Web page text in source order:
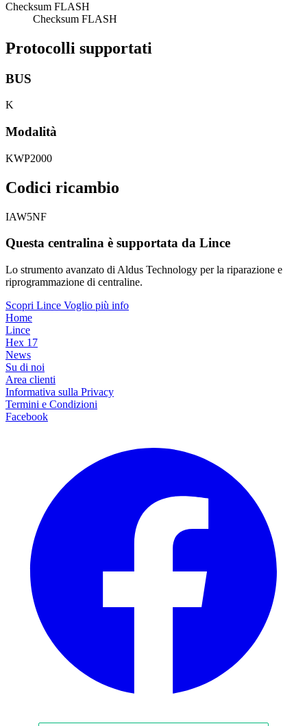
Checksum FLASH
Checksum FLASH
Protocolli supportati
BUS
K
Modalità
KWP2000
Codici ricambio
IAW5NF
Questa centralina è supportata da Lince
Lo strumento avanzato di Aldus Technology per la riparazione e
riprogrammazione di centraline.
Scopri Lince Voglio più info
Home
Lince
Hex 17
News
Su di noi
Area clienti
Informativa sulla Privacy
Termini e Condizioni
Facebook